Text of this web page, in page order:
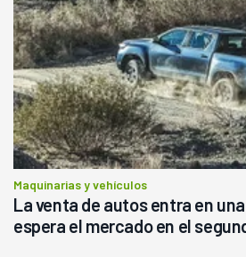
Maquinarias y vehículos
La venta de autos entra en
espera el mercado en el